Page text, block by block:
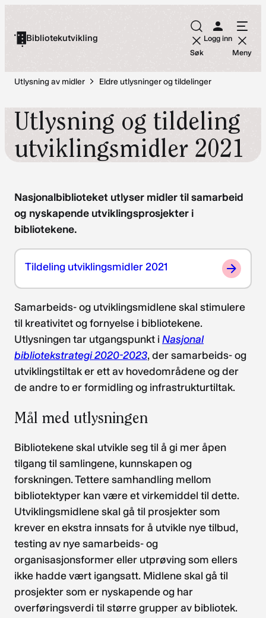
innholdBibliotekutvikling
Søk
Logg inn
Meny
Utlysning av midler Eldre utlysninger og tildelinger
Utlysning og tildeling
utviklingsmidler 2021
Nasjonalbiblioteket utlyser midler til samarbeid
og nyskapende utviklingsprosjekter i
bibliotekene.
Tildeling utviklingsmidler 2021
Samarbeids- og utviklingsmidlene skal stimulere
til kreativitet og fornyelse i bibliotekene.
Utlysningen tar utgangspunkt i Nasjonal
bibliotekstrategi 2020-2023, der samarbeids- og
utviklingstiltak er ett av hovedområdene og der
de andre to er formidling og infrastrukturtiltak.
Mål med utlysningen
Bibliotekene skal utvikle seg til å gi mer åpen
tilgang til samlingene, kunnskapen og
forskningen. Tettere samhandling mellom
bibliotektyper kan være et virkemiddel til dette.
Utviklingsmidlene skal gå til prosjekter som
krever en ekstra innsats for å utvikle nye tilbud,
testing av nye samarbeids- og
organisasjonsformer eller utprøving som ellers
ikke hadde vært igangsatt. Midlene skal gå til
prosjekter som er nyskapende og har
overføringsverdi til større grupper av bibliotek.